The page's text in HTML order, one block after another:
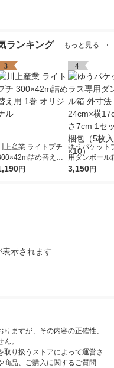
ランキング もっと見る
3
上産業 ライトプチ
詰め替え用
巻 オリジナル
円
4
ゆうパケット
用ダンボール
法：縦24cm×
3,150円
示されます
ますが、その内容の正確性、
。
り扱うストアによって運営さ
商品、ご購入に関するご質問